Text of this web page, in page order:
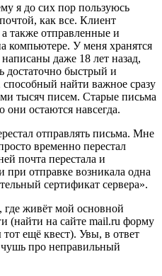
я до сих пор пользуюсь
как все. Клиент
также отправленные и
компьютере. У меня хранятся
даже 18 лет назад,
достаточно быстрый и
найти важное сразу
тысяч писем. Старые письма
они остаются навсегда.
отправлять письма. Мне
временно перестал
почта перестала и
отправке возникала одна
сертификат сервера».
живёт мой основной
(найти на сайте mail.ru форму
ещё квест). Увы, в ответ
про неправильный